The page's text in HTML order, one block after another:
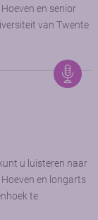
en senior
van Twente
u luisteren naar
en longarts
te